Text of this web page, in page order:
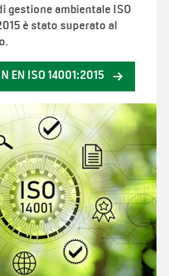
gestione ambientale ISO
è stato superato al
.
EN ISO 14001:2015